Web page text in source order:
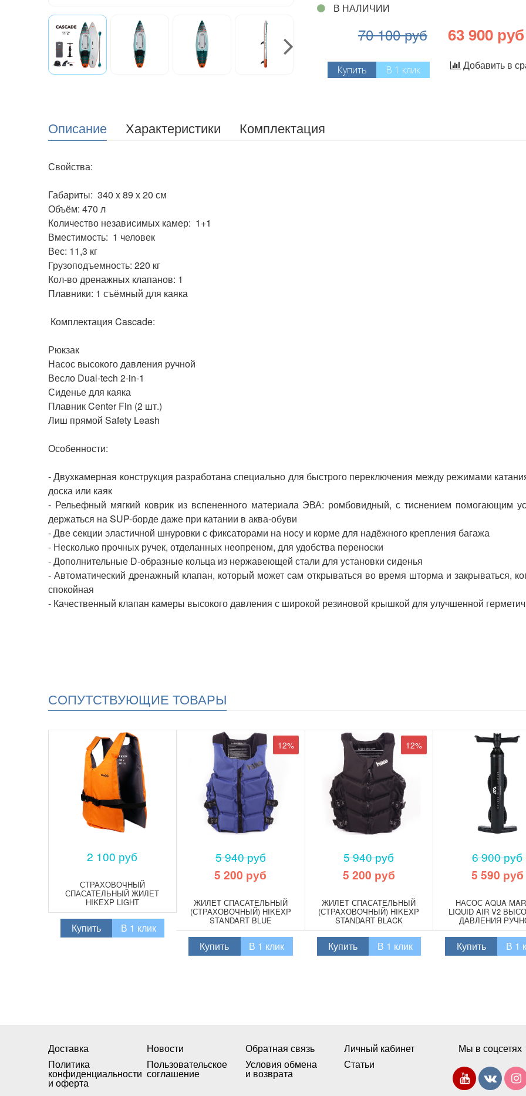
В НАЛИЧИИ
70 100 руб 63 900 руб
Купить В 1 клик Добавить в
Описание Характеристики Комплектация
Свойства:
Габариты: 340 x 89 х 20 см
Объём: 470 л
Количество независимых камер: 1+1
Вместимость: 1 человек
Вес: 11,3 кг
Грузоподъемность: 220 кг
Кол-во дренажных клапанов: 1
Плавники: 1 съёмный для каяка
Комплектация Cascade:
Рюкзак
Насос высокого давления ручной
Весло Dual-tech 2-in-1
Сиденье для каяка
Плавник Center Fin (2 шт.)
Лиш прямой Safety Leash
Особенности:
- Двухкамерная конструкция разработана специально для быстрого переключения между режимами
доска или каяк
- Рельефный мягкий коврик из вспененного материала ЭВА: ромбовидный, с тиснением помогающим
держаться на SUP-борде даже при катании в аква-обуви
- Две секции эластичной шнуровки с фиксаторами на носу и корме для надёжного крепления багажа
- Несколько прочных ручек, отделанных неопреном, для удобства переноски
- Дополнительные D-образные кольца из нержавеющей стали для установки сиденья
- Автоматический дренажный клапан, который может сам открываться во время шторма и закрываться,
спокойная
- Качественный клапан камеры высокого давления с широкой резиновой крышкой для улучшенной
СОПУТСТВУЮЩИЕ ТОВАРЫ
2 100 руб
СТРАХОВОЧНЫЙ
СПАСАТЕЛЬНЫЙ ЖИЛЕТ
HIKEXP LIGHT
Купить В 1 клик
12%
5 940 руб
5 200 руб
ЖИЛЕТ СПАСАТЕЛЬНЫЙ
(СТРАХОВОЧНЫЙ) HIKEXP
STANDART BLUE
Купить В 1 клик
12%
5 940 руб
5 200 руб
ЖИЛЕТ СПАСАТЕЛЬНЫЙ
(СТРАХОВОЧНЫЙ) HIKEXP
STANDART BLACK
Купить В 1 клик
6 900 руб
5 590 руб
НАСОС AQUA
LIQUID AIR V2
ДАВЛЕНИЯ
(ДВОЙНОГО
Купить В 1
Доставка Новости Обратная связь
Личный кабинет
Политика
конфиденциальности
и оферта
Пользовательское
соглашение
Условия обмена
и возврата
Статьи
Мы в соцсетях